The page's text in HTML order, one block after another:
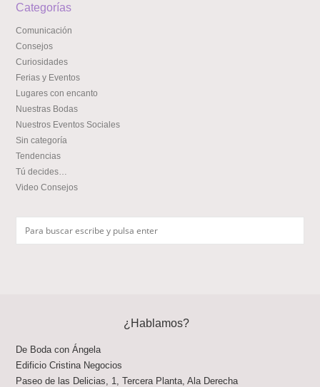
Categorías
Comunicación
Consejos
Curiosidades
Ferias y Eventos
Lugares con encanto
Nuestras Bodas
Nuestros Eventos Sociales
Sin categoría
Tendencias
Tú decides…
Video Consejos
¿Hablamos?
De Boda con Ángela
Edificio Cristina Negocios
Paseo de las Delicias, 1, Tercera Planta, Ala Derecha